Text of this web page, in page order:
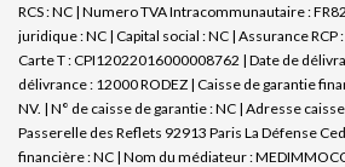
RCS : NC | Numero TVA Intracommunautaire :
juridique : NC | Capital social : NC | Assurance RCP
Carte T : CPI12022016000008762 | Date de
délivrance : 12000 RODEZ | Caisse de garantie
NV. | N° de caisse de garantie : NC | Adresse
Passerelle des Reflets 92913 Paris La Défense
financière : NC | Nom du médiateur :